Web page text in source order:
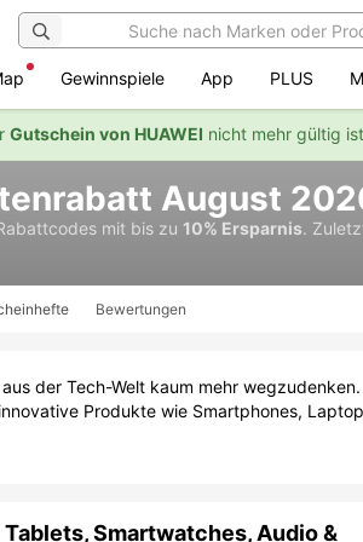
Gutschein von HUAWEI nicht mehr gültig
Gewinnspiele App PLUS
August
mit bis zu 10% Ersparnis.
Bewertungen
der Tech-Welt kaum mehr
Produkte wie Smartphones,
Smartwatches, Audio &